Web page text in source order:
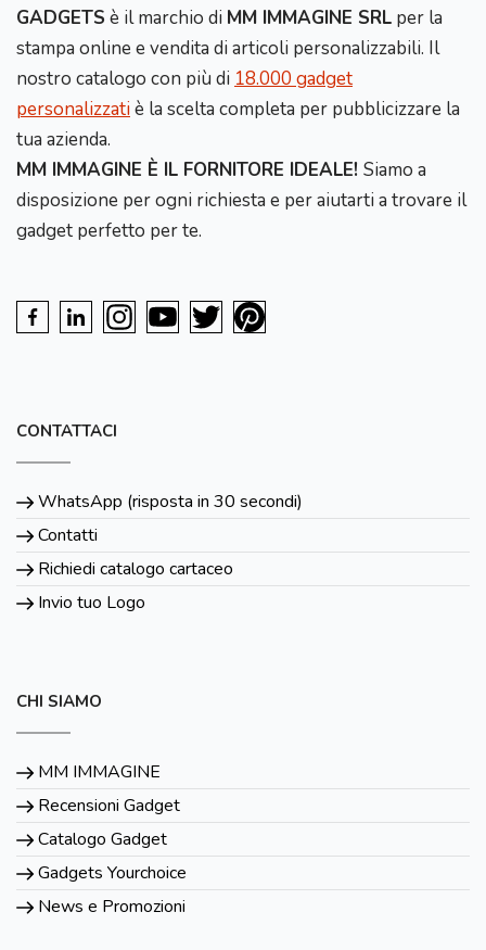
GADGETS è il marchio di MM IMMAGINE SRL per la
stampa online e vendita di articoli personalizzabili. Il
nostro catalogo con più di 18.000 gadget
personalizzatiè la scelta completa per pubblicizzare la
tua azienda.
MM IMMAGINE È IL FORNITORE IDEALE! Siamo a
disposizione per ogni richiesta e per aiutarti a trovare il
gadget perfetto per te.
CONTATTACI
WhatsApp (risposta in 30 secondi)
Contatti
Richiedi catalogo cartaceo
Invio tuo Logo
CHI SIAMO
MM IMMAGINE
Recensioni Gadget
Catalogo Gadget
Gadgets Yourchoice
News e Promozioni